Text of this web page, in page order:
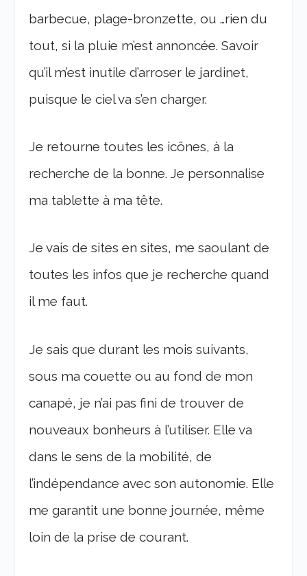
barbecue, plage-bronzette, ou …rien du
tout, si la pluie m’est annoncée. Savoir
qu’il m’est inutile d’arroser le jardinet,
puisque le ciel va s’en charger.
Je retourne toutes les icônes, à la
recherche de la bonne. Je personnalise
ma tablette à ma tête.
Je vais de sites en sites, me saoulant de
toutes les infos que je recherche quand
il me faut.
Je sais que durant les mois suivants,
sous ma couette ou au fond de mon
canapé, je n’ai pas fini de trouver de
nouveaux bonheurs à l’utiliser. Elle va
dans le sens de la mobilité, de
l’indépendance avec son autonomie. Elle
me garantit une bonne journée, même
loin de la prise de courant.